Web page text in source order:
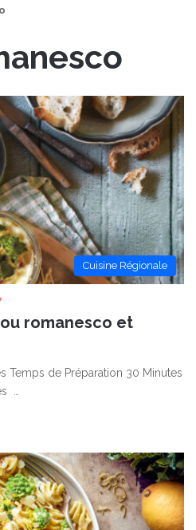
Cuisine Régionale
romanesco et
Temps de Préparation 30 Minutes
…